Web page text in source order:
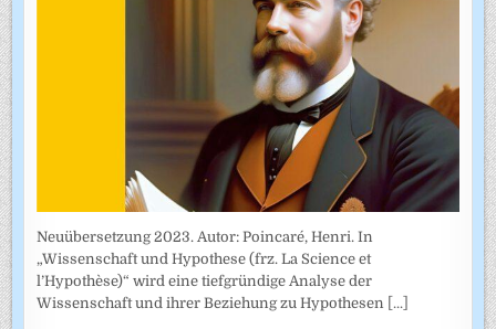
Neuübersetzung 2023. Autor: Poincaré, Henri. In
„Wissenschaft und Hypothese (frz. La Science et
l’Hypothèse)“ wird eine tiefgründige Analyse der
Wissenschaft und ihrer Beziehung zu Hypothesen [...]